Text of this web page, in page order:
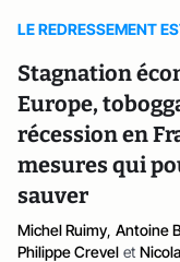
LE REDRESSEMENT
Stagnation
Europe,
récession en
mesures qui
sauver
Michel Ruimy, Antoine
Philippe Crevel et